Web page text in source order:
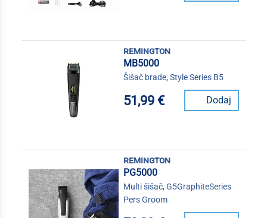
remington
MB5000
Šišač brade, Style Series B5
51,99 € Dodaj
remington
PG5000
Multi šišač, G5GraphiteSeries
Pers Groom